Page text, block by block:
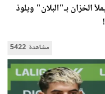
الخزان بـ"البلان" ويلوذ
5422 مشاهدة